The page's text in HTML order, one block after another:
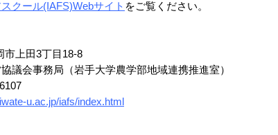
クール(IAFS)Webサイト をご覧ください。
上田3丁目18-8
議会事務局（岩手大学農学部地域連携推進室）
u.ac.jp/iafs/index.html